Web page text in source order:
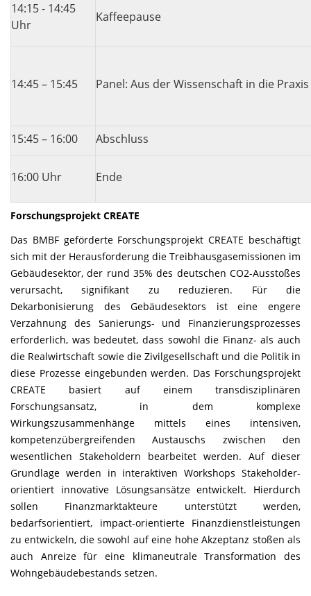
14:15 - 14:45
Uhr
Kaffeepause
14:45 – 15:45 Panel: Aus der Wissenschaft in die Praxis
15:45 – 16:00 Abschluss
16:00 Uhr Ende
Forschungsprojekt CREATE
Das BMBF geförderte Forschungsprojekt CREATE beschäftigt
sich mit der Herausforderung die Treibhausgasemissionen im
Gebäudesektor, der rund 35% des deutschen CO2-Ausstoßes
verursacht, signifikant zu reduzieren. Für die
Dekarbonisierung des Gebäudesektors ist eine engere
Verzahnung des Sanierungs- und Finanzierungsprozesses
erforderlich, was bedeutet, dass sowohl die Finanz- als auch
die Realwirtschaft sowie die Zivilgesellschaft und die Politik in
diese Prozesse eingebunden werden. Das Forschungsprojekt
CREATE basiert auf einem transdisziplinären
Forschungsansatz, in dem komplexe
Wirkungszusammenhänge mittels eines intensiven,
kompetenzübergreifenden Austauschs zwischen den
wesentlichen Stakeholdern bearbeitet werden. Auf dieser
Grundlage werden in interaktiven Workshops Stakeholder-
orientiert innovative Lösungsansätze entwickelt. Hierdurch
sollen Finanzmarktakteure unterstützt werden,
bedarfsorientiert, impact-orientierte Finanzdienstleistungen
zu entwickeln, die sowohl auf eine hohe Akzeptanz stoßen als
auch Anreize für eine klimaneutrale Transformation des
Wohngebäudebestands setzen.